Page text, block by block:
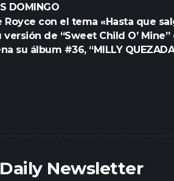
DOMINGO
Royce con el tema «Hasta que
de “Sweet Child O’ Mine”
su álbum #36, “MILLY QUEZADA
Newsletter